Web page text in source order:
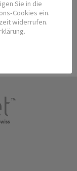
Zeit erreichbar
unterstützt.
Sie in die
Cookies ein.
widerrufen.